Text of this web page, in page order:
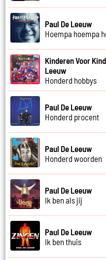
Paul De Leeuw
Hoempa hoempa
Kinderen Voor
Leeuw
Honderd hobbys
Paul De Leeuw
Honderd procent
Paul De Leeuw
Honderd woorden
Paul De Leeuw
Ik ben als jij
Paul De Leeuw
Ik ben thuis